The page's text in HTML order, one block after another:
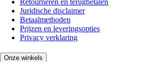
Juridische disclaimer
Betaalmethoden
Prijzen en leveringsopties
Privacy verklaring
Onze winkels